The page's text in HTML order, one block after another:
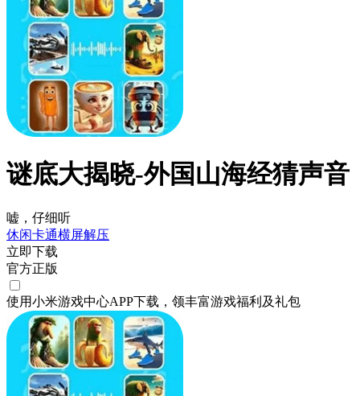
谜底大揭晓-外国山海经猜声音
嘘，仔细听
休闲卡通横屏解压
立即下载
官方正版
使用小米游戏中心APP下载 ，领丰富游戏福利 及礼包